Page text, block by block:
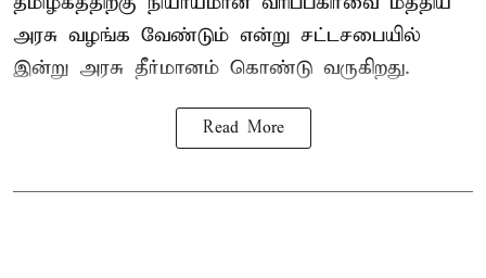
அரசு வழங்க வேண்டும் என்று சட்டசபையில்
இன்று அரசு தீர்மானம் கொண்டு வருகிறது.
Read More